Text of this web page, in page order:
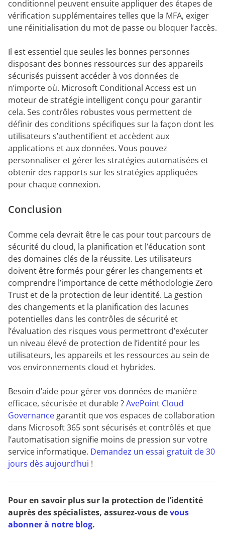
conditionnel peuvent ensuite appliquer des étapes de
vérification supplémentaires telles que la MFA, exiger
une réinitialisation du mot de passe ou bloquer l’accès.
Il est essentiel que seules les bonnes personnes
disposant des bonnes ressources sur des appareils
sécurisés puissent accéder à vos données de
n’importe où. Microsoft Conditional Access est un
moteur de stratégie intelligent conçu pour garantir
cela. Ses contrôles robustes vous permettent de
définir des conditions spécifiques sur la façon dont les
utilisateurs s’authentifient et accèdent aux
applications et aux données. Vous pouvez
personnaliser et gérer les stratégies automatisées et
obtenir des rapports sur les stratégies appliquées
pour chaque connexion.
Conclusion
Comme cela devrait être le cas pour tout parcours de
sécurité du cloud, la planification et l’éducation sont
des domaines clés de la réussite. Les utilisateurs
doivent être formés pour gérer les changements et
comprendre l’importance de cette méthodologie Zero
Trust et de la protection de leur identité. La gestion
des changements et la planification des lacunes
potentielles dans les contrôles de sécurité et
l’évaluation des risques vous permettront d’exécuter
un niveau élevé de protection de l’identité pour les
utilisateurs, les appareils et les ressources au sein de
vos environnements cloud et hybrides.
Besoin d’aide pour gérer vos données de manière
efficace, sécurisée et durable ?AvePoint Cloud
Governance garantit que vos espaces de collaboration
dans Microsoft 365 sont sécurisés et contrôlés et que
l’automatisation signifie moins de pression sur votre
service informatique. Demandez un essai gratuit de 30
jours dès aujourd’hui !
Pour en savoir plus sur la protection de l’identité
auprès des spécialistes, assurez-vous devous
abonner à notre blog.